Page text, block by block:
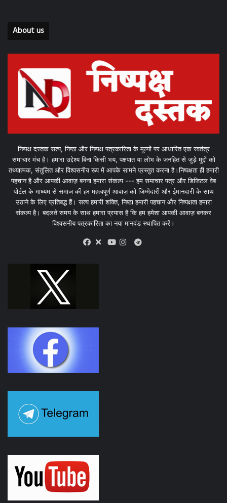
About us
निष्पक्ष दस्तक सत्य, निष्ठा और निष्पक्ष पत्रकारिता के मूल्यों पर आधारित एक स्वतंत्र
समाचार मंच है। हमारा उद्देश्य बिना किसी भय, पक्षपात या लोभ के जनहित से जुड़े मुद्दों को
तथ्यात्मक, संतुलित और विश्वसनीय रूप में आपके सामने प्रस्तुत करना है।निष्पक्षता ही हमारी
पहचान है और आपकी आवाज़ बनना हमारा संकल्प --- हम समाचार पत्र और डिजिटल वेब
पोर्टल के माध्यम से समाज की हर महत्वपूर्ण आवाज़ को जिम्मेदारी और ईमानदारी के साथ
उठाने के लिए प्रतिबद्ध हैं। सत्य हमारी शक्ति, निष्ठा हमारी पहचान और निष्पक्षता हमारा
संकल्प है। बदलते समय के साथ हमारा प्रयास है कि हम हमेशा आपकी आवाज़ बनकर
विश्वसनीय पत्रकारिता का नया मानदंड स्थापित करें।
X
Telegram